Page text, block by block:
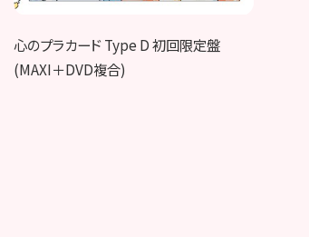
心のプラカード Type D 初回限定盤
(MAXI＋DVD複合)